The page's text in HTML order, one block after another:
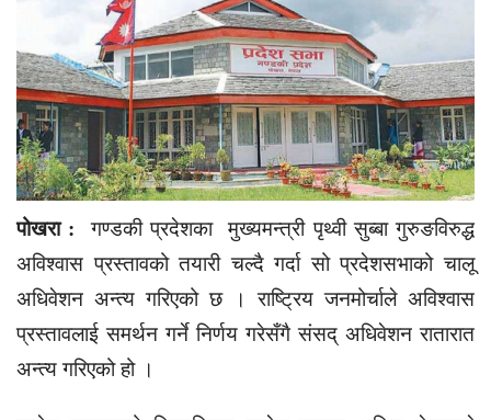
पोखरा :
गण्डकी प्रदेशका मुख्यमन्त्री पृथ्वी सुब्बा गुरुङविरुद्ध
अविश्वास प्रस्तावको तयारी चल्दै गर्दा सो प्रदेशसभाको चालू
अधिवेशन अन्त्य गरिएको छ । राष्ट्रिय जनमोर्चाले अविश्वास
प्रस्तावलाई समर्थन गर्ने निर्णय गरेसँगै संसद् अधिवेशन रातारात
अन्त्य गरिएको हो ।